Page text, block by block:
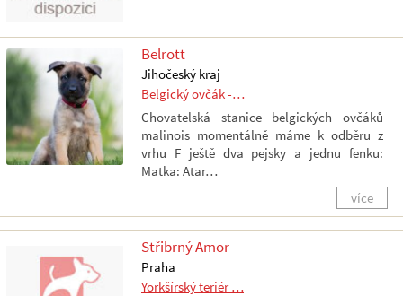
Belrott
Jihočeský kraj
Belgický ovčák -…
Chovatelská stanice belgických ovčáků
malinois momentálně máme k odběru z
vrhu F ještě dva pejsky a jednu fenku:
Matka: Atar…
více
Střibrný Amor
Praha
Yorkšírský teriér …